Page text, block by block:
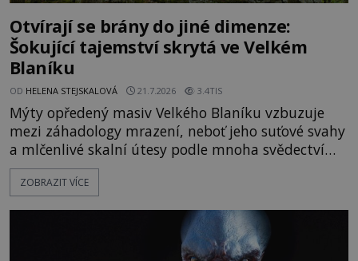
Otvírají se brány do jiné dimenze:
Šokující tajemství skrytá ve Velkém
Blaníku
OD HELENA STEJSKALOVÁ 21.7.2026 3.4TIS
Mýty opředený masiv Velkého Blaníku vzbuzuje
mezi záhadology mrazení, neboť jeho suťové svahy
a mlčenlivé skalní útesy podle mnoha svědectví
fungují jako anomální zóny, kde selhává lidské
vnímání času i prostoru. Geologické anomálie hory
badatelé zde odkrývají indicie, které propojují
prastaré pohanské kulty, keltské svatyně a zprávy
ZOBRAZIT VÍCE